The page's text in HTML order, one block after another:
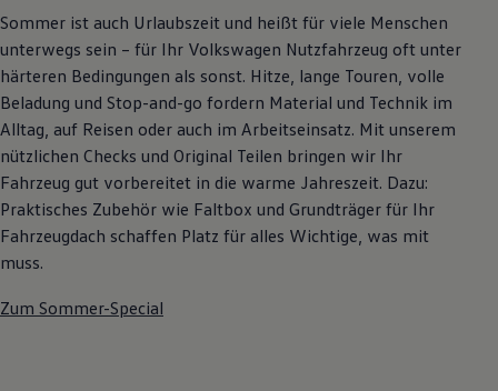
California Welt
California Club
California Magazin & Ratgeber
Vanlife
Ratgeber
Routen & Reisen
California Reisen & Erlebnisse
California App
California Lifestyle & Zubehör
Übernachten im California
Marke
Unternehmen
Karriere im Autohaus
Sommer ist auch Urlaubszeit und heißt für viele Menschen
unterwegs sein – für Ihr Volkswagen Nutzfahrzeug oft unter
härteren Bedingungen als sonst. Hitze, lange Touren, volle
Beladung und Stop-and-go fordern Material und Technik im
Alltag, auf Reisen oder auch im Arbeitseinsatz. Mit unserem
nützlichen Checks und Original Teilen bringen wir Ihr
Fahrzeug gut vorbereitet in die warme Jahreszeit. Dazu:
Praktisches Zubehör wie Faltbox und Grundträger für Ihr
Fahrzeugdach schaffen Platz für alles Wichtige, was mit
muss.
Zum Sommer-Special